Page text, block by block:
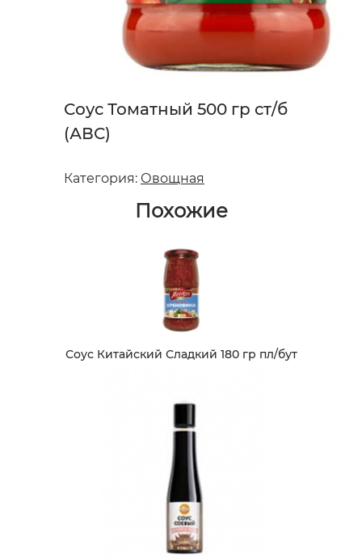
Соус Томатный 500 гр ст/б
(АВС)
Категория: Овощная
Похожие
Соус Китайский Сладкий 180 гр пл/бут